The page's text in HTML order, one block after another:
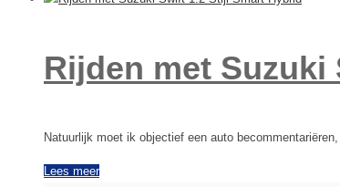
Rijden met
Natuurlijk moet ik objectief een auto
Lees meer